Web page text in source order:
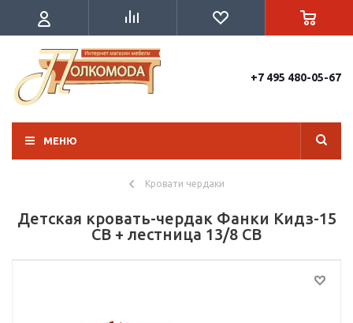
+7 495 480-05-67
МЕНЮ
Кровати чердаки
Детская кровать-чердак Фанки Кидз-15
СВ + лестница 13/8 СВ